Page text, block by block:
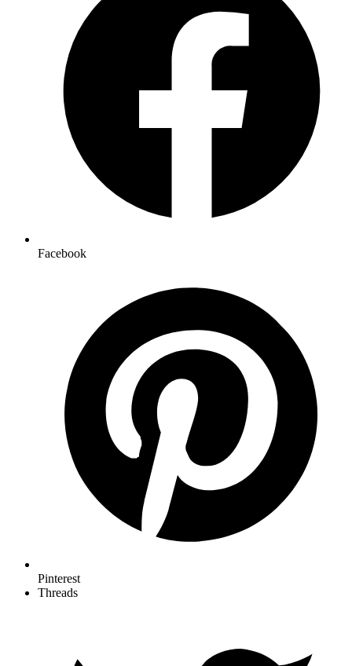
Facebook
Pinterest
Threads